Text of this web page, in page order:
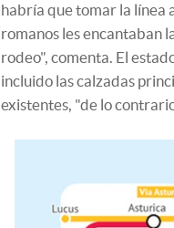
habría que tomar la línea
romanos les encantaban
rodeo", comenta. El
incluido las calzadas
existentes, "de lo